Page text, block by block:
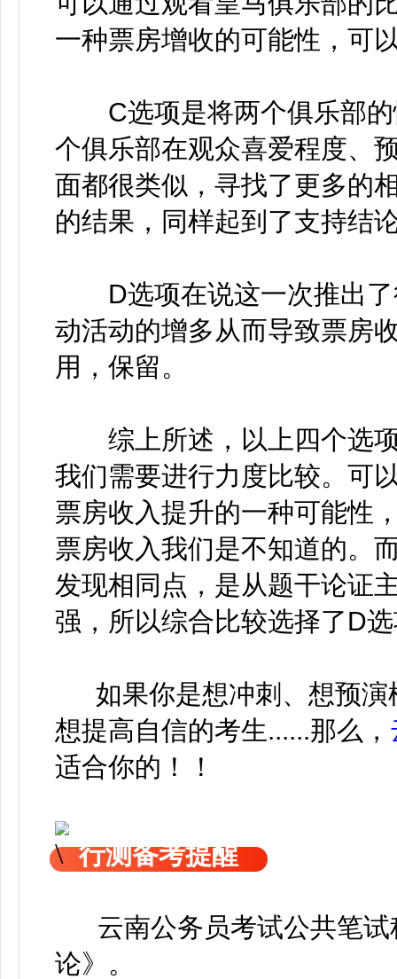
一种票房增收的可能性，可
C选项是将两个俱乐部的
个俱乐部在观众喜爱程度、
面都很类似，寻找了更多的
的结果，同样起到了支持结
D选项在说这一次推出了
动活动的增多从而导致票房
用，保留。
综上所述，以上四个选项
我们需要进行力度比较。可
票房收入提升的一种可能性
票房收入我们是不知道的。
发现相同点，是从题干论证
强，所以综合比较选择了D
如果你是想冲刺、想预演
想提高自信的考生......那么，
适合你的！！
行测备考提醒
云南公务员考试公共笔试
论》 。